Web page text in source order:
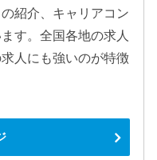
紹介、キャリアコン
す。全国各地の求人
人にも強いのが特徴